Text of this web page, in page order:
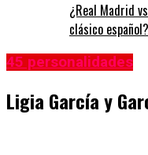
¿Real Madrid
clásico español?
45 personalidades
Ligia García y